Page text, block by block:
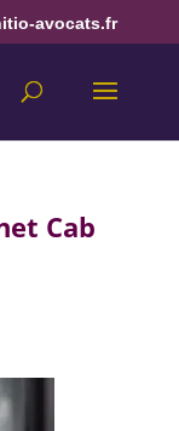
avocats.fr
Cab